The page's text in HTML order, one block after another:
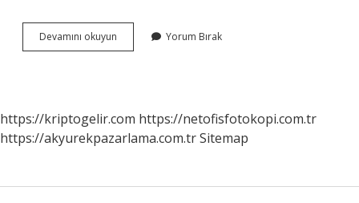
Devamını okuyun Enjektör
Iğnesi
Yorum Bırak
https://kriptogelir.com https://netofisfotokopi.com.tr
https://akyurekpazarlama.com.trSitemap